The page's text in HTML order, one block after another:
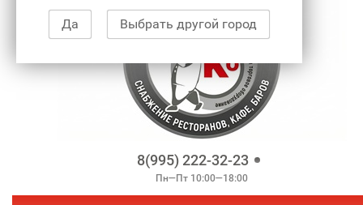
Да Выбрать другой город
8(995) 222-32-23
Пн—Пт 10:00—18:00